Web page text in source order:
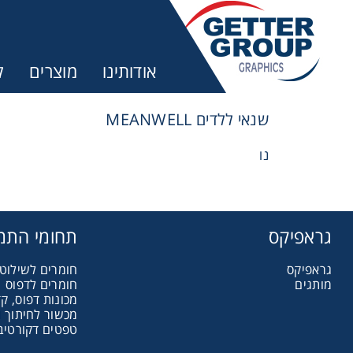
אודותינו מוצרים
שנאי ללדים MEANWELL
נו
גראפיקס
גראפיקס
מותגים
תחומי
חומרים
חומרים לדפוס
מכונות דפוס,
מכשור לחיתוך
טפטים